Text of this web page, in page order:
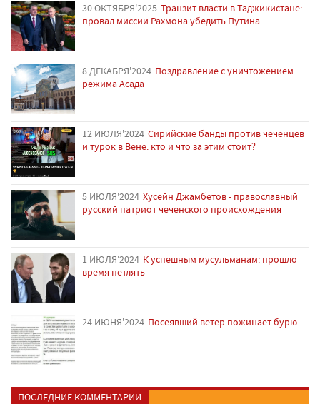
30 ОКТЯБРЯ'2025 Транзит власти в Таджикистане:
провал миссии Рахмона убедить Путина
8 ДЕКАБРЯ'2024 Поздравление с уничтожением
режима Асада
12 ИЮЛЯ'2024 Сирийские банды против чеченцев
и турок в Вене: кто и что за этим стоит?
5 ИЮЛЯ'2024 Хусейн Джамбетов - православный
русский патриот чеченского происхождения
1 ИЮЛЯ'2024 К успешным мусульманам: прошло
время петлять
24 ИЮНЯ'2024 Посеявший ветер пожинает бурю
ПОСЛЕДНИЕ КОММЕНТАРИИ